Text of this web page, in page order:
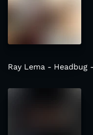
Ray Lema - Headbug